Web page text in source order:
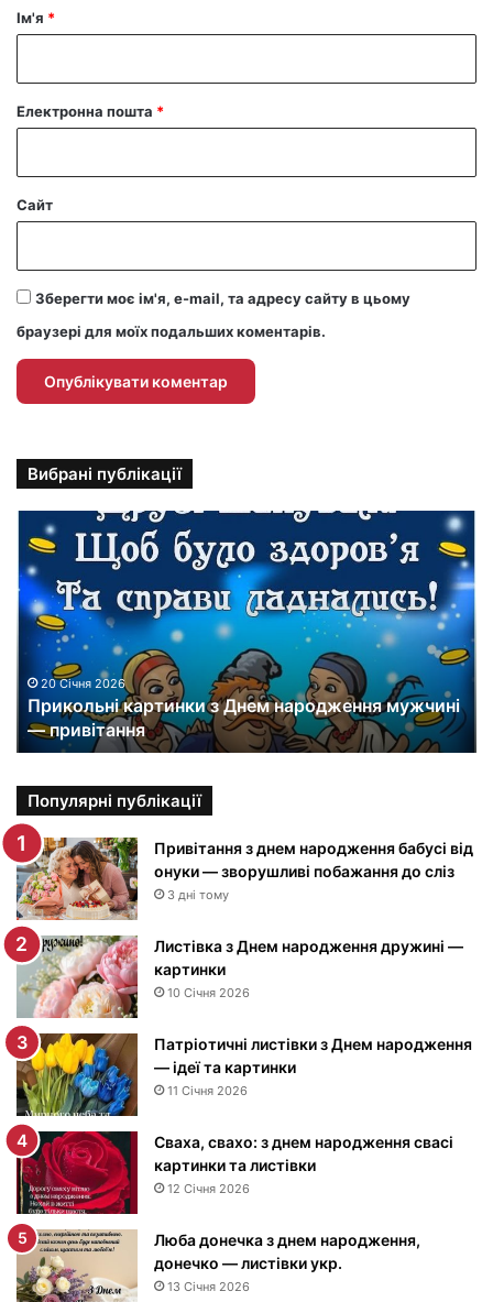
рІм'я *
Електронна пошта *
Сайт
Зберегти моє ім'я, e-mail, та адресу сайту в цьому
браузері для моїх подальших коментарів.
Вибрані публікації
и
к
о
а
и
н
к
и
з
Д
н
е
н
а
р
о
д
ж
е
н
н
я
м
у
20 Січня 2026
Прикольні картинки з Днем народження мужчині
— привітання
Популярні публікації
Привітання з днем народження бабусі від
онуки — зворушливі побажання до сліз
3 дні тому
Листівка з Днем народження дружині —
картинки
10 Січня 2026
Патріотичні листівки з Днем народження
— ідеї та картинки
11 Січня 2026
Сваха, свахо: з днем народження свасі
картинки та листівки
12 Січня 2026
Люба донечка з днем народження,
донечко — листівки укр.
13 Січня 2026